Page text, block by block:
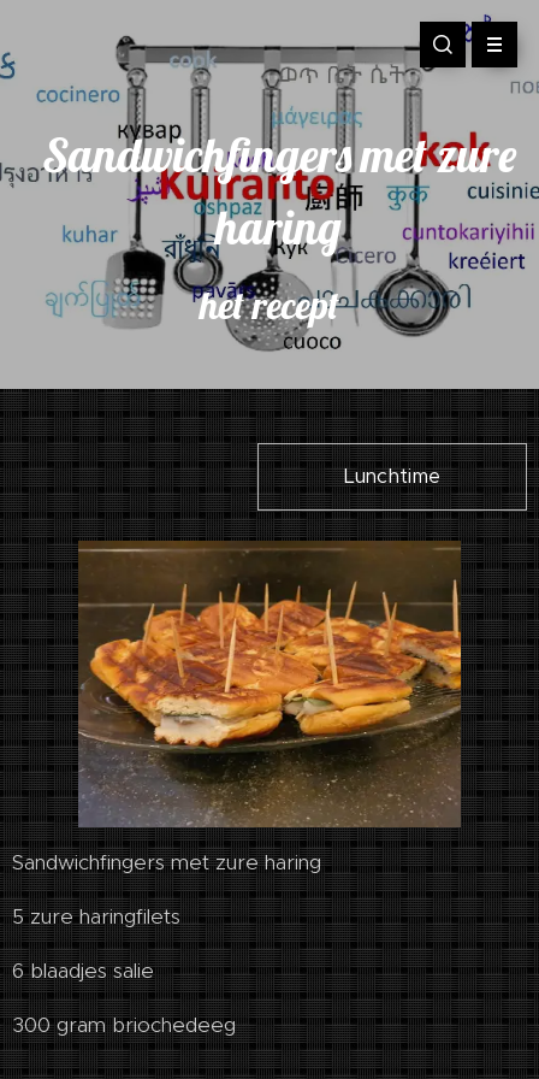
Sandwichfingers met zure
haring
het recept
Lunchtime
Sandwichfingers met zure haring
5 zure haringfilets
6 blaadjes salie
300 gram briochedeeg